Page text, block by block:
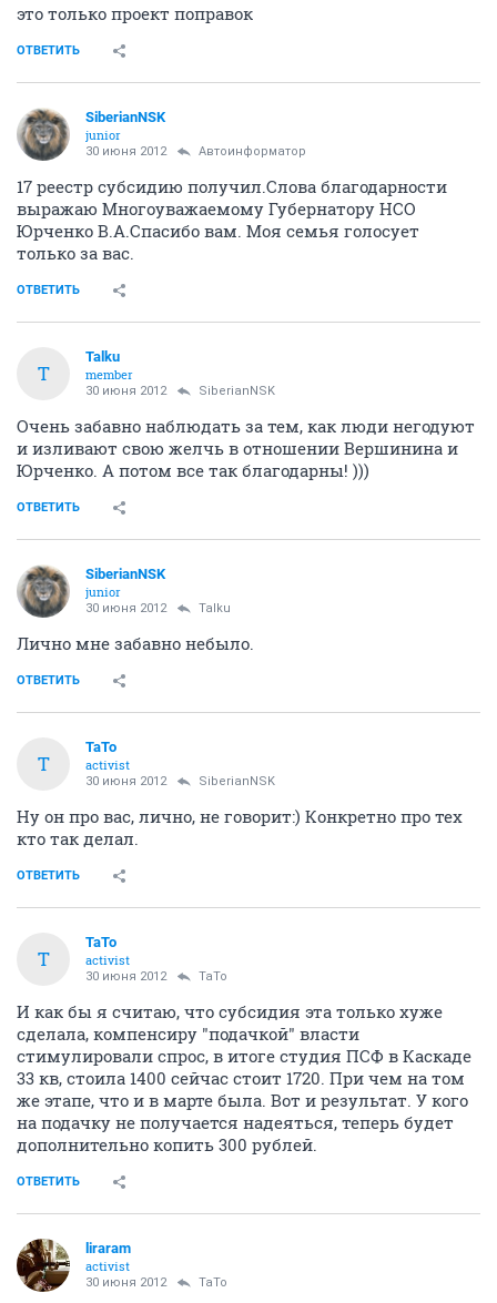
это только проект поправок
ОТВЕТИТЬ
SiberianNSK
junior
30 июня 2012 Автоинформатор
17 реестр субсидию получил.Слова благодарности
выражаю Многоуважаемому Губернатору НСО
Юрченко В.А.Спасибо вам. Моя семья голосует
только за вас.
ОТВЕТИТЬ
T
Talku
member
30 июня 2012 SiberianNSK
Очень забавно наблюдать за тем, как люди негодуют
и изливают свою желчь в отношении Вершинина и
Юрченко. А потом все так благодарны! )))
ОТВЕТИТЬ
SiberianNSK
junior
30 июня 2012 Talku
Лично мне забавно небыло.
ОТВЕТИТЬ
T
TaTo
activist
30 июня 2012 SiberianNSK
Ну он про вас, лично, не говорит:) Конкретно про тех
кто так делал.
ОТВЕТИТЬ
T
TaTo
activist
30 июня 2012 TaTo
И как бы я считаю, что субсидия эта только хуже
сделала, компенсиру "подачкой" власти
стимулировали спрос, в итоге студия ПСФ в Каскаде
33 кв, стоила 1400 сейчас стоит 1720. При чем на том
же этапе, что и в марте была. Вот и результат. У кого
на подачку не получается надеяться, теперь будет
дополнительно копить 300 рублей.
ОТВЕТИТЬ
liraram
activist
30 июня 2012 TaTo